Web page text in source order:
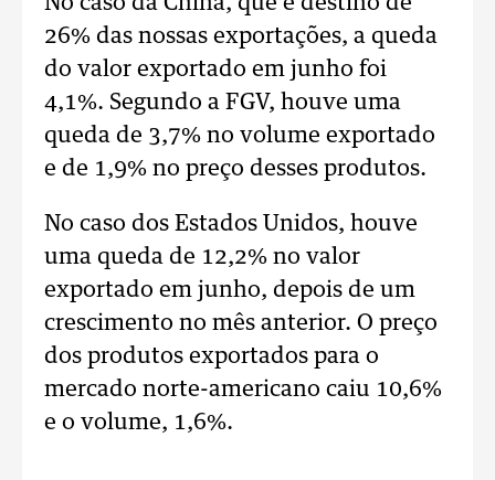
26% das nossas exportações, a queda
do valor exportado em junho foi
4,1%. Segundo a FGV, houve uma
queda de 3,7% no volume exportado
e de 1,9% no preço desses produtos.
No caso dos Estados Unidos, houve
uma queda de 12,2% no valor
exportado em junho, depois de um
crescimento no mês anterior. O preço
dos produtos exportados para o
mercado norte-americano caiu 10,6%
e o volume, 1,6%.